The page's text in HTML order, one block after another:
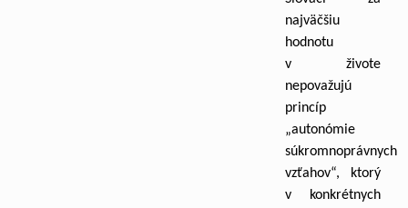
najväčšiu
hodnotu
v živote
nepovažujú
princíp
„autonómie
súkromnoprávnych
vzťahov“, ktorý
v konkrétnych